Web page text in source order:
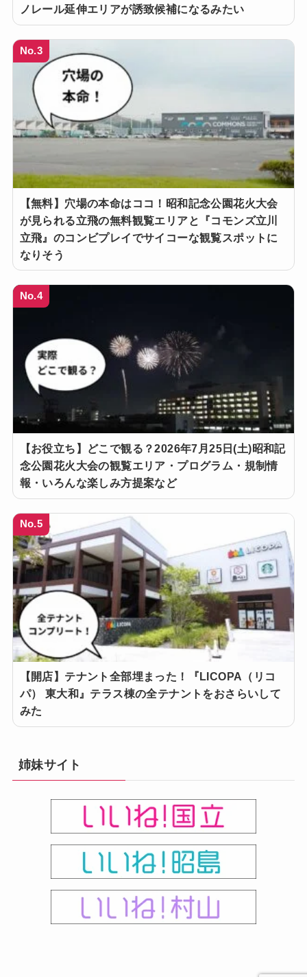
ノレール延伸エリアが誘致候補になるみたい
No.3
【無料】穴場の本命はココ！昭和記念公園花火大会
が見られる立飛の無料観覧エリアと『コモンズ立川
立飛』のコンビプレイでサイコーな観覧スポットに
なりそう
No.4
【お役立ち】どこで観る？2026年7月25日(土)昭和記
念公園花火大会の観覧エリア・プログラム・規制情
報・いろんな楽しみ方提案など
No.5
【開店】テナント全部埋まった！『LICOPA（リコ
パ） 東大和』テラス棟の全テナントをおさらいして
みた
姉妹サイト